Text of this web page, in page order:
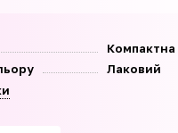
Лаковий